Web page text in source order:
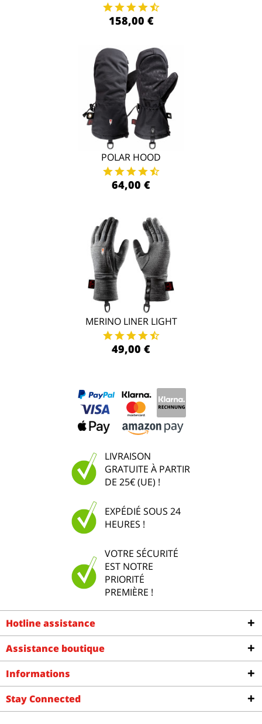
158,00 €
POLAR HOOD
64,00 €
MERINO LINER LIGHT
49,00 €
LIVRAISON
GRATUITE À PARTIR
DE 25€ (UE) !
EXPÉDIÉ SOUS 24
HEURES !
VOTRE SÉCURITÉ
EST NOTRE
PRIORITÉ
PREMIÈRE !
Hotline assistance
Assistance boutique
Informations
Stay Connected